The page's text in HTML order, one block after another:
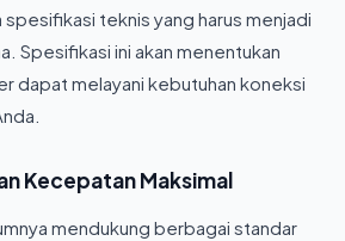
teknis yang harus menjadi
Spesifikasi ini akan menentukan
dapat melayani kebutuhan koneksi
Kecepatan Maksimal
mendukung berbagai standar